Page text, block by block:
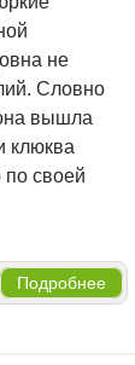
не
Словно
вышла
клюква
по своей
Подробнее